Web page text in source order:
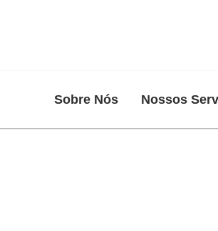
Sobre Nós Nossos